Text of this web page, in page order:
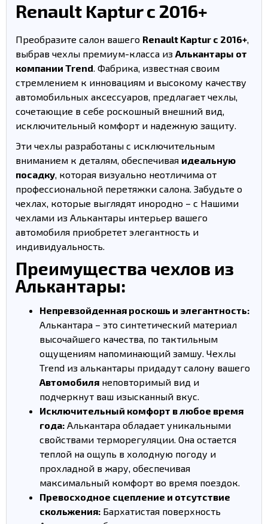
Renault Kaptur с 2016+
Преобразите салон вашего Renault Kaptur с 2016+,
выбрав чехлы премиум-класса из Алькантары от
компании Trend. Фабрика, известная своим
стремлением к инновациям и высокому качеству
автомобильных аксессуаров, предлагает чехлы,
сочетающие в себе роскошный внешний вид,
исключительный комфорт и надежную защиту.
Эти чехлы разработаны с исключительным
вниманием к деталям, обеспечивая идеальную
посадку, которая визуально неотличима от
профессиональной перетяжки салона. Забудьте о
чехлах, которые выглядят инородно – с Нашими
чехлами из Алькантары интерьер вашего
автомобиля приобретет элегантность и
индивидуальность.
Преимущества чехлов из
Алькантары:
Непревзойденная роскошь и элегантность:
Алькантара – это синтетический материал
высочайшего качества, по тактильным
ощущениям напоминающий замшу. Чехлы
Trend из алькантары придадут салону вашего
Автомобиля неповторимый вид и
подчеркнут ваш изысканный вкус.
Исключительный комфорт в любое время
года: Алькантара обладает уникальными
свойствами терморегуляции. Она остается
теплой на ощупь в холодную погоду и
прохладной в жару, обеспечивая
максимальный комфорт во время поездок.
Превосходное сцепление и отсутствие
скольжения: Бархатистая поверхность